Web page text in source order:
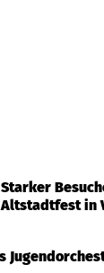
Starker
Altstadtfest in